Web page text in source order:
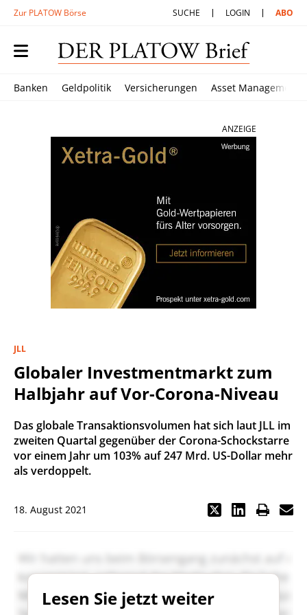
Zur PLATOW Börse SUCHE LOGIN ABO
Banken Geldpolitik Versicherungen Asset Management
ANZEIGE
JLL
Globaler Investmentmarkt zum
Halbjahr auf Vor-Corona-Niveau
Das globale Transaktionsvolumen hat sich laut JLL im
zweiten Quartal gegenüber der Corona-Schockstarre
vor einem Jahr um 103% auf 247 Mrd. US-Dollar mehr
als verdoppelt.
18. August 2021
Lesen Sie jetzt weiter